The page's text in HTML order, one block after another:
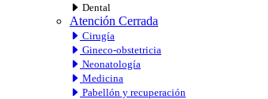
Dental
Atención Cerrada
Cirugía
Gineco-obstetricia
Neonatología
Medicina
Pabellón y recuperación